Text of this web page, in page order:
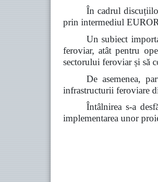
În cadrul
prin intermediul
Un subiect
feroviar, atât pentru
sectorului feroviar și să
De asemenea,
infrastructurii feroviare
Întâlnirea s-a
implementarea unor